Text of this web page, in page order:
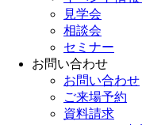
見学会
相談会
セミナー
お問い合わせ
お問い合わせ
ご来場予約
資料請求